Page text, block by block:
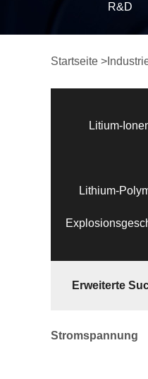
R&D
Startseite >
Litium-
Lithium-
Erweiterte
Stromspannung